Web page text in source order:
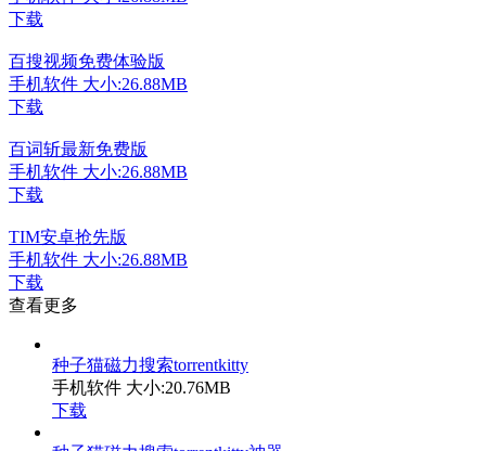
下载
百搜视频免费体验版
手机软件 大小:26.88MB
下载
百词斩最新免费版
手机软件 大小:26.88MB
下载
TIM安卓抢先版
手机软件 大小:26.88MB
下载
查看更多
种子猫磁力搜索torrentkitty
手机软件 大小:20.76MB
下载